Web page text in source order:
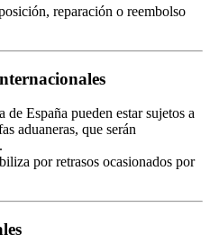
reparación o reembolso
España pueden estar sujetos a
aduaneras, que serán
por retrasos ocasionados por